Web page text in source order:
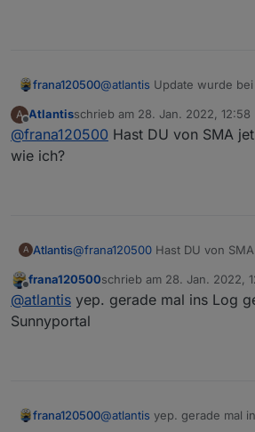
frana120500@atlantis Update wurde
A
Offline
Atlantisschrieb am 28. Jan. 2022, 12:58
zuletzt editiert von
@frana120500 Hast DU von SMA
wie ich?
A Atlantis@frana120500 Hast DU von
Offline
frana120500schrieb am 28. Jan. 2022,
zuletzt editiert von
@atlantis yep. gerade mal ins Log
Sunnyportal
frana120500@atlantis yep. gerade mal